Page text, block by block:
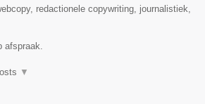
redactionele copywriting, journalistiek,
afspraak.
▼